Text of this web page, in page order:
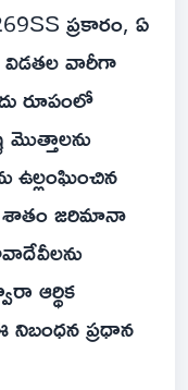
ప్రకారం, ఏ
వారీగా
రూపంలో
మొత్తాలను
ఉల్లంఘించిన
శాతం జరిమానా
ఆర్థిక
ప్రధాన